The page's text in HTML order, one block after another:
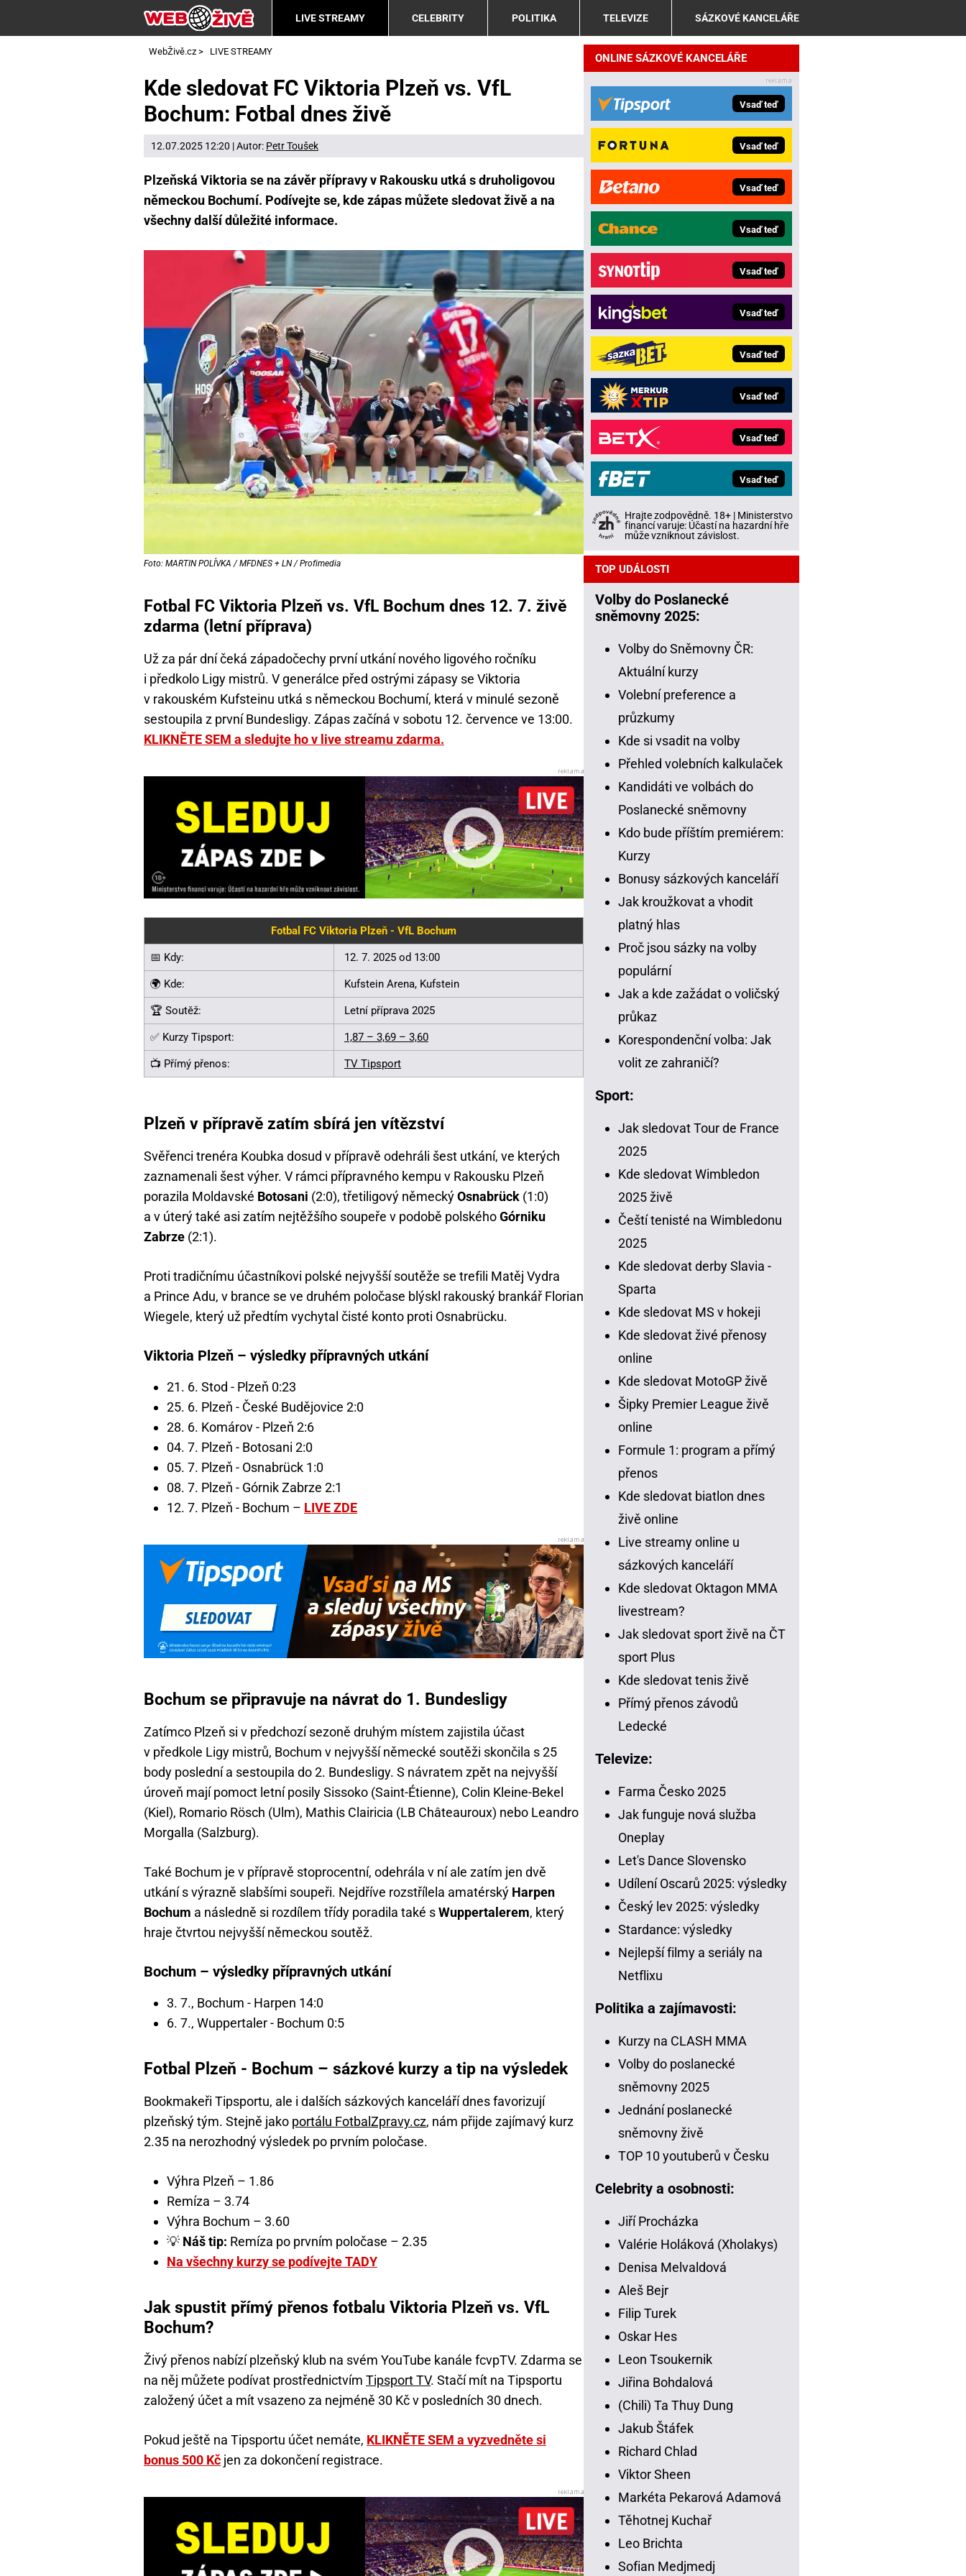
LIVE STREAMY CELEBRITY POLITIKA TELEVIZE SÁZKOVÉ KANCELÁŘE
WebŽivě.cz > LIVE STREAMY
Kde sledovat FC Viktoria Plzeň vs. VfL
Bochum: Fotbal dnes živě
12.07.2025 12:20 | Autor: Petr Toušek
Plzeňská Viktoria se na závěr přípravy v Rakousku utká s druholigovou
německou Bochumí. Podívejte se, kde zápas můžete sledovat živě a na
všechny další důležité informace.
Foto: MARTIN POLÍVKA / MFDNES + LN / Profimedia
Fotbal FC Viktoria Plzeň vs. VfL Bochum dnes 12. 7. živě
zdarma (letní příprava)
Už za pár dní čeká západočechy první utkání nového ligového ročníku
i předkolo Ligy mistrů. V generálce před ostrými zápasy se Viktoria
v rakouském Kufsteinu utká s německou Bochumí, která v minulé sezoně
sestoupila z první Bundesligy. Zápas začíná v sobotu 12. července ve 13:00.
KLIKNĚTE SEM a sledujte ho v live streamu zdarma.
Fotbal FC Viktoria Plzeň - VfL Bochum
📅 Kdy: 12. 7. 2025 od 13:00
🌍 Kde: Kufstein Arena, Kufstein
🏆 Soutěž: Letní příprava 2025
✅ Kurzy Tipsport: 1,87 – 3,69 – 3,60
📺 Přímý přenos: TV Tipsport
Plzeň v přípravě zatím sbírá jen vítězství
Svěřenci trenéra Koubka dosud v přípravě odehráli šest utkání, ve kterých
zaznamenali šest výher. V rámci přípravného kempu v Rakousku Plzeň
porazila Moldavské Botosani (2:0), třetiligový německýOsnabrück (1:0)
a v úterý také asi zatím nejtěžšího soupeře v podobě polskéhoGórniku
Zabrze (2:1).
Proti tradičnímu účastníkovi polské nejvyšší soutěže se trefili Matěj Vydra
a Prince Adu, v brance se ve druhém poločase blýskl rakouský brankář Florian
Wiegele, který už předtím vychytal čisté konto proti Osnabrücku.
Viktoria Plzeň – výsledky přípravných utkání
21. 6. Stod - Plzeň 0:23
25. 6. Plzeň - České Budějovice 2:0
28. 6. Komárov - Plzeň 2:6
04. 7. Plzeň - Botosani 2:0
05. 7. Plzeň - Osnabrück 1:0
08. 7. Plzeň - Górnik Zabrze 2:1
12. 7. Plzeň - Bochum – LIVE ZDE
Bochum se připravuje na návrat do 1. Bundesligy
Zatímco Plzeň si v předchozí sezoně druhým místem zajistila účast
v předkole Ligy mistrů, Bochum v nejvyšší německé soutěži skončila s 25
body poslední a sestoupila do 2. Bundesligy. S návratem zpět na nejvyšší
úroveň mají pomoct letní posily Sissoko (Saint-Étienne), Colin Kleine-Bekel
(Kiel), Romario Rösch (Ulm), Mathis Clairicia (LB Châteauroux) nebo Leandro
Morgalla (Salzburg).
Také Bochum je v přípravě stoprocentní, odehrála v ní ale zatím jen dvě
utkání s výrazně slabšími soupeři. Nejdříve rozstřílela amatérský Harpen
Bochum a následně si rozdílem třídy poradila také sWuppertalerem, který
hraje čtvrtou nejvyšší německou soutěž.
Bochum – výsledky přípravných utkání
3. 7., Bochum - Harpen 14:0
6. 7., Wuppertaler - Bochum 0:5
Fotbal Plzeň - Bochum – sázkové kurzy a tip na výsledek
Bookmakeři Tipsportu, ale i dalších sázkových kanceláří dnes favorizují
plzeňský tým. Stejně jako portálu FotbalZpravy.cz, nám přijde zajímavý kurz
2.35 na nerozhodný výsledek po prvním poločase.
Výhra Plzeň – 1.86
Remíza – 3.74
Výhra Bochum – 3.60
💡 Náš tip: Remíza po prvním poločase – 2.35
Na všechny kurzy se podívejte TADY
Jak spustit přímý přenos fotbalu Viktoria Plzeň vs. VfL
Bochum?
Živý přenos nabízí plzeňský klub na svém YouTube kanále fcvpTV. Zdarma se
na něj můžete podívat prostřednictvím Tipsport TV. Stačí mít na Tipsportu
založený účet a mít vsazeno za nejméně 30 Kč v posledních 30 dnech.
Pokud ještě na Tipsportu účet nemáte, KLIKNĚTE SEM a vyzvedněte si
bonus 500 Kč jen za dokončení registrace.
ONLINE SÁZKOVÉ KANCELÁŘE
Vsaď teď
Vsaď teď
Vsaď teď
Vsaď teď
Vsaď teď
Vsaď teď
Vsaď teď
Vsaď teď
Vsaď teď
Vsaď teď
Hrajte zodpovědně. 18+ | Ministerstvo
financí varuje: Účastí na hazardní hře
může vzniknout závislost.
TOP UDÁLOSTI
Volby do Poslanecké
sněmovny 2025:
Volby do Sněmovny ČR:
Aktuální kurzy
Volební preference a
průzkumy
Kde si vsadit na volby
Přehled volebních kalkulaček
Kandidáti ve volbách do
Poslanecké sněmovny
Kdo bude příštím premiérem:
Kurzy
Bonusy sázkových kanceláří
Jak kroužkovat a vhodit
platný hlas
Proč jsou sázky na volby
populární
Jak a kde zažádat o voličský
průkaz
Korespondenční volba: Jak
volit ze zahraničí?
Sport:
Jak sledovat Tour de France
2025
Kde sledovat Wimbledon
2025 živě
Čeští tenisté na Wimbledonu
2025
Kde sledovat derby Slavia -
Sparta
Kde sledovat MS v hokeji
Kde sledovat živé přenosy
online
Kde sledovat MotoGP živě
Šipky Premier League živě
online
Formule 1: program a přímý
přenos
Kde sledovat biatlon dnes
živě online
Live streamy online u
sázkových kanceláří
Kde sledovat Oktagon MMA
livestream?
Jak sledovat sport živě na ČT
sport Plus
Kde sledovat tenis živě
Přímý přenos závodů
Ledecké
Televize:
Farma Česko 2025
Jak funguje nová služba
Oneplay
Let's Dance Slovensko
Udílení Oscarů 2025: výsledky
Český lev 2025: výsledky
Stardance: výsledky
Nejlepší filmy a seriály na
Netflixu
Politika a zajímavosti:
Kurzy na CLASH MMA
Volby do poslanecké
sněmovny 2025
Jednání poslanecké
sněmovny živě
TOP 10 youtuberů v Česku
Celebrity a osobnosti:
Jiří Procházka
Valérie Holáková (Xholakys)
Denisa Melvaldová
Aleš Bejr
Filip Turek
Oskar Hes
Leon Tsoukernik
Jiřina Bohdalová
(Chili) Ta Thuy Dung
Jakub Štáfek
Richard Chlad
Viktor Sheen
Markéta Pekarová Adamová
Těhotnej Kuchař
Leo Brichta
Sofian Medjmedj